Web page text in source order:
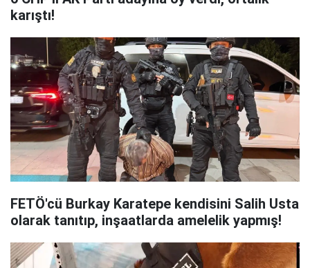
karıştı!
FETÖ'cü Burkay Karatepe kendisini Salih Usta
olarak tanıtıp, inşaatlarda amelelik yapmış!